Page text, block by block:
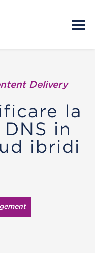
Delivery
la
in
ibridi